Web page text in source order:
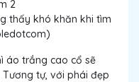
thấy khó khăn khi tìm
áo trắng cao cổ sẽ
tự, với phái đẹp